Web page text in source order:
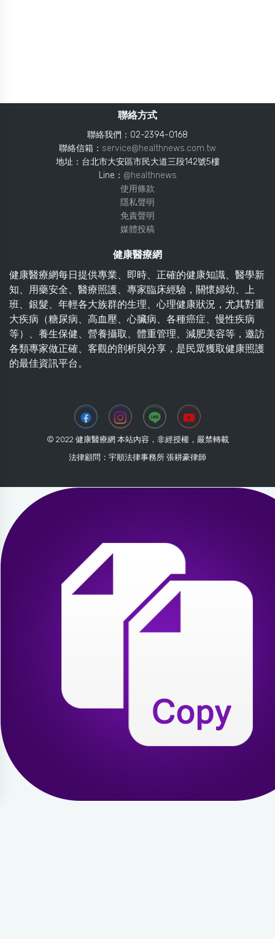
聯絡方式
聯絡我們：02-2394-0168
聯絡信箱： service@healthnews.com.tw
地址：台北市大安區市民大道三段142號5樓
Line： @healthnews
使用條款
隱私聲明
免責聲明
媒體投稿
健康醫療網
健康醫療網每日提供專業、即時、正確的健康知識、醫學新
知、用藥安全、醫療照護、專家臨床經驗，關懷婦幼、上
班、銀髮、年輕各大族群的生理、心理健康狀況，尤其對重
大疾病（糖尿病、高血壓、心臟病、各種癌症、慢性疾病
等）、養生保健、營養攝取、體重管理、減肥美容等，邀訪
各類專家做正確、客觀的剖析與分享，是民眾獲取健康照護
的最佳資訊平台。
© 2022 健康醫療網 本站內容，非經授權，嚴禁轉載
法律顧問：宇順法律事務所 張耕豪律師